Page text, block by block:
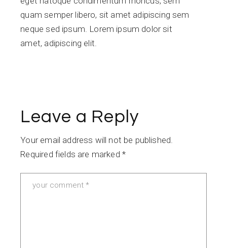
quam semper libero, sit amet adipiscing sem
neque sed ipsum. Lorem ipsum dolor sit
amet, adipiscing elit.
Leave a Reply
Your email address will not be published.
Required fields are marked *